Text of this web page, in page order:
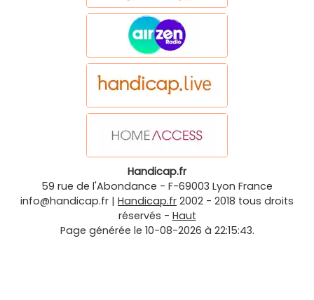
Handicap.fr
59 rue de l'Abondance - F-69003 Lyon France
info@handicap.fr | Handicap.fr 2002 - 2018 tous droits
réservés - Haut
Page générée le 10-08-2026 à 22:15:43.